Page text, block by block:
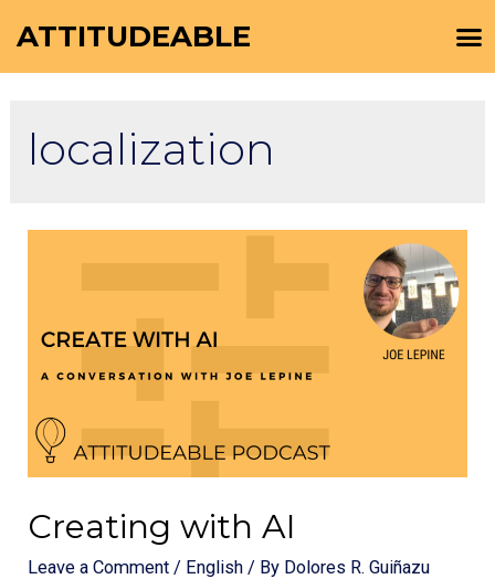
ATTITUDEABLE
localization
Creating with AI
Leave a Comment / English / By Dolores R. Guiñazu